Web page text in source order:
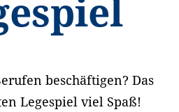
beschäftigen? Das
Legespiel viel Spaß!